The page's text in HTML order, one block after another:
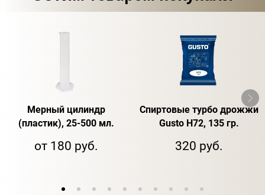
Мерный цилиндр
(пластик), 25-500 мл.
от 180 руб.
Спиртовые турбо дрожжи
Gusto H72, 135 гр.
320 руб.